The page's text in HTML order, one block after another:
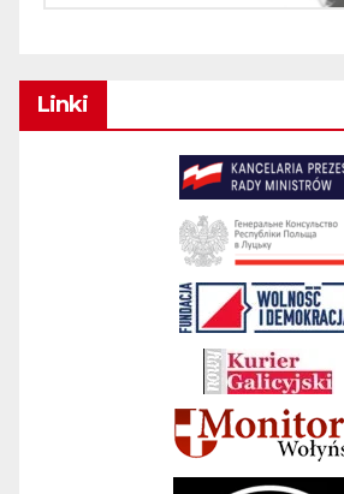
Linki